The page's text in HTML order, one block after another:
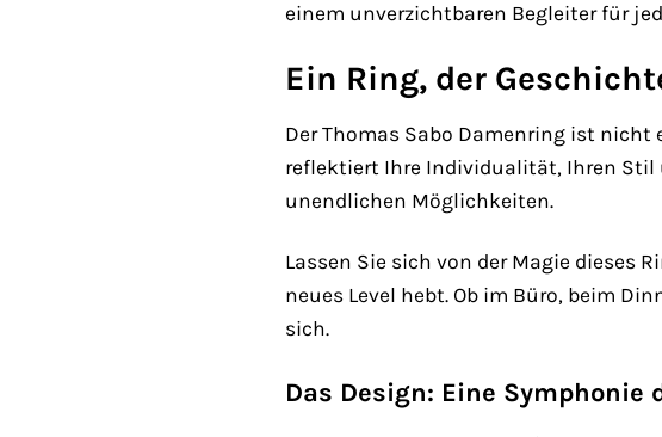
einem unverzichtbaren Begleiter für
Ein Ring, der
Der Thomas Sabo Damenring ist
reflektiert Ihre Individualität, Ihren Stil
unendlichen Möglichkeiten.
Lassen Sie sich von der Magie dieses
neues Level hebt. Ob im Büro, beim
sich.
Das Design: Eine Symphonie